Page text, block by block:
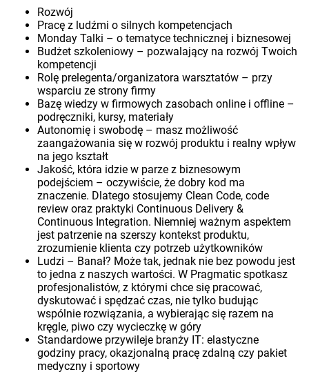
Rozwój
Pracę z ludźmi o silnych kompetencjach
Monday Talki – o tematyce technicznej i biznesowej
Budżet szkoleniowy – pozwalający na rozwój Twoich
kompetencji
Rolę prelegenta/organizatora warsztatów – przy
wsparciu ze strony firmy
Bazę wiedzy w firmowych zasobach online i offline –
podręczniki, kursy, materiały
Autonomię i swobodę – masz możliwość
zaangażowania się w rozwój produktu i realny wpływ
na jego kształt
Jakość, która idzie w parze z biznesowym
podejściem – oczywiście, że dobry kod ma
znaczenie. Dlatego stosujemy Clean Code, code
review oraz praktyki Continuous Delivery &
Continuous Integration. Niemniej ważnym aspektem
jest patrzenie na szerszy kontekst produktu,
zrozumienie klienta czy potrzeb użytkowników
Ludzi – Banał? Może tak, jednak nie bez powodu jest
to jedna z naszych wartości. W Pragmatic spotkasz
profesjonalistów, z którymi chce się pracować,
dyskutować i spędzać czas, nie tylko budując
wspólnie rozwiązania, a wybierając się razem na
kręgle, piwo czy wycieczkę w góry
Standardowe przywileje branży IT: elastyczne
godziny pracy, okazjonalną pracę zdalną czy pakiet
medyczny i sportowy